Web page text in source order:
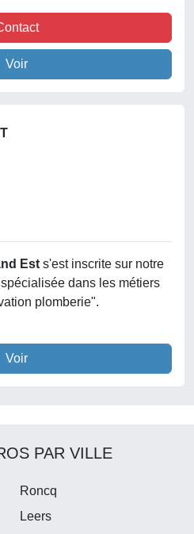
Voir
Est s'est inscrite sur notre
dans les métiers
plomberie".
Voir
PAR VILLE
Roncq
Leers